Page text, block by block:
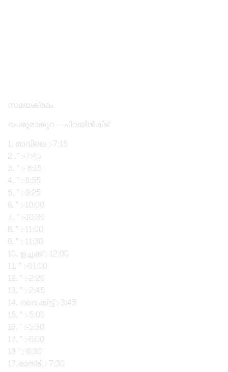
സമയക്രമം
പെരുമാതുറ – ചിറയിൻകീഴ്
1. രാവിലെ :-7:15
2 .” :-7:45
3. ” :- 8:15
4. ” :-8:55
5. ” :-9:25
6. ” :-10:00
7. ” :-10:30
8. ” :-11:00
9. ” :-11:30
10. ഉച്ചക്ക് :-12:00
11. ” :-01:00
12. ” :-2:20
13. ” :-2:45
14. വൈക്കിട്ട് :-3:45
15. ” :-5:00
16. ” :-5:30
17. ” :-6:00
18 ” :-6:30
17.രാത്രി :-7:30